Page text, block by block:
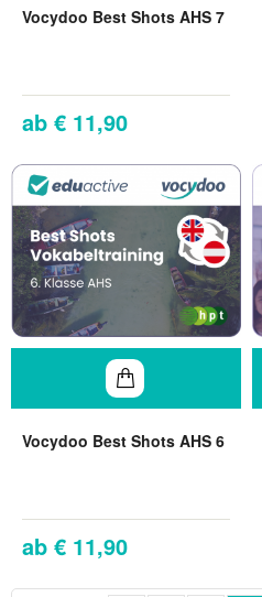
Vocydoo Best Shots AHS 7
€ 11,90
Vocydoo Best Shots AHS 6
€ 11,90